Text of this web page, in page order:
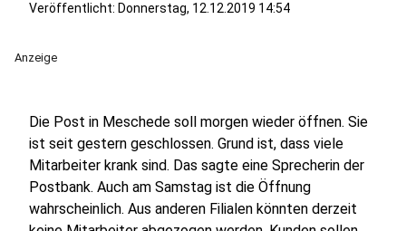
Veröffentlicht: Donnerstag, 12.12.2019 14:54
Anzeige
Die Post in Meschede soll morgen wieder öffnen. Sie
ist seit gestern geschlossen. Grund ist, dass viele
Mitarbeiter krank sind. Das sagte eine Sprecherin der
Postbank. Auch am Samstag ist die Öffnung
wahrscheinlich. Aus anderen Filialen könnten derzeit